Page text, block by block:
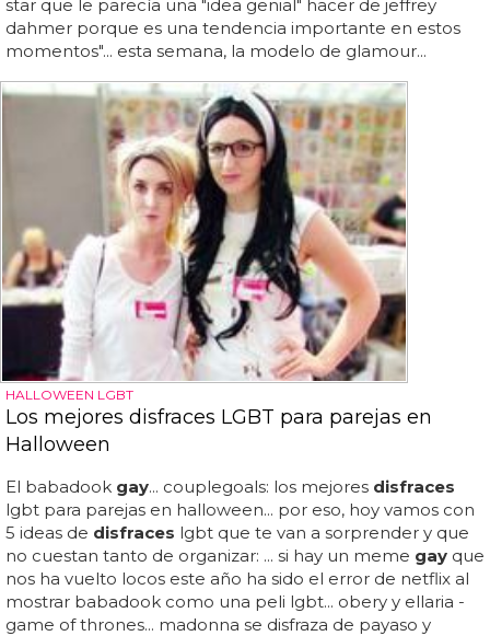
star que le parecía una "idea genial" hacer de jeffrey
dahmer porque es una tendencia importante en estos
momentos"... esta semana, la modelo de glamour...
HALLOWEEN LGBT
Los mejores disfraces LGBT para parejas en
Halloween
El babadook gay... couplegoals: los mejores disfraces
lgbt para parejas en halloween... por eso, hoy vamos con
5 ideas de disfraces lgbt que te van a sorprender y que
no cuestan tanto de organizar: ... si hay un meme gay que
nos ha vuelto locos este año ha sido el error de netflix al
mostrar babadook como una peli lgbt... obery y ellaria -
game of thrones... madonna se disfraza de payaso y